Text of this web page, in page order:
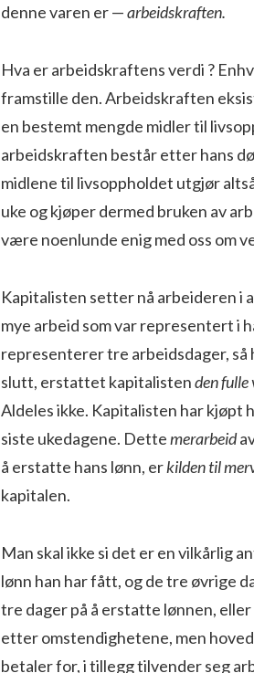
denne varen er —arbeidskraften.
Hva er arbeidskraftens verdi ?
framstille den. Arbeidskraften
en bestemt mengde midler til
arbeidskraften består etter hans
midlene til livsoppholdet utgjør
uke og kjøper dermed bruken av
være noenlunde enig med oss om
Kapitalisten setter nå arbeideren i
mye arbeid som var represen­tert i
representerer tre arbeidsdager, så
slutt, erstattet kapitalistenden fulle
Aldeles ikke. Kapitalisten har kjøpt
siste ukedagene. Dettemerarbeid
å erstatte hans lønn, erkilden til
kapitalen.
Man skal ikke si det er en vilkårlig
lønn han har fått, og de tre øvrige
tre dager på å erstatte lønnen,
etter omstendighetene, men
betaler for, i tillegg tilvender seg